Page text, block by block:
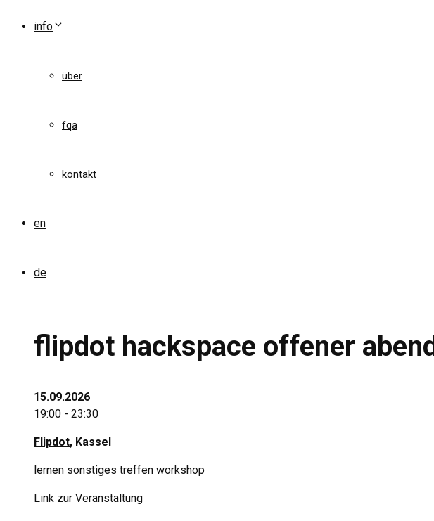
info
über
fqa
kontakt
en
de
flipdot hackspace offener abend
15.09.2026
19:00 - 23:30
Flipdot, Kassel
lernen sonstiges treffen workshop
Link zur Veranstaltung